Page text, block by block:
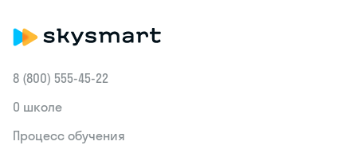
8 (800) 555‑45-22
О школе
Процесс обучения